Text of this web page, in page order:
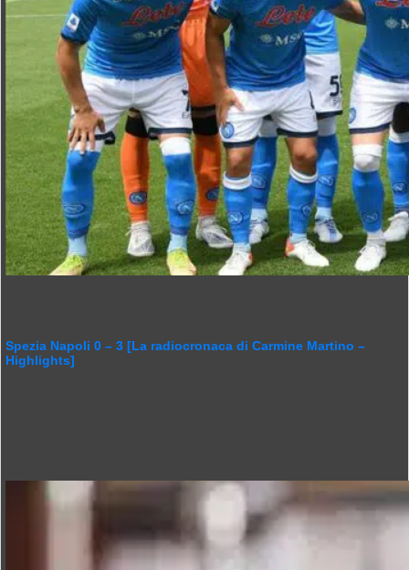
Spezia Napoli 0 – 3 [La radiocronaca di Carmine Martino –
Highlights]